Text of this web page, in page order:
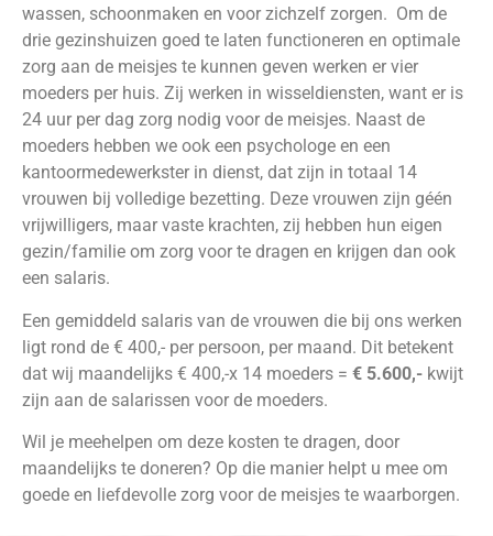
wassen, schoonmaken en voor zichzelf zorgen. Om de
drie gezinshuizen goed te laten functioneren en optimale
zorg aan de meisjes te kunnen geven werken er vier
moeders per huis. Zij werken in wisseldiensten, want er is
24 uur per dag zorg nodig voor de meisjes. Naast de
moeders hebben we ook een psychologe en een
kantoormedewerkster in dienst, dat zijn in totaal 14
vrouwen bij volledige bezetting. Deze vrouwen zijn géén
vrijwilligers, maar vaste krachten, zij hebben hun eigen
gezin/familie om zorg voor te dragen en krijgen dan ook
een salaris.
Een gemiddeld salaris van de vrouwen die bij ons werken
ligt rond de € 400,- per persoon, per maand. Dit betekent
dat wij maandelijks € 400,-x 14 moeders = € 5.600,- kwijt
zijn aan de salarissen voor de moeders.
Wil je meehelpen om deze kosten te dragen, door
maandelijks te doneren? Op die manier helpt u mee om
goede en liefdevolle zorg voor de meisjes te waarborgen.